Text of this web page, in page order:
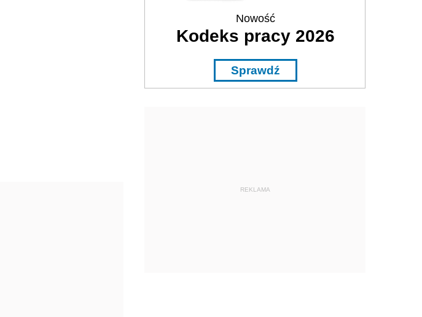
Nowość
Kodeks pracy 2026
Sprawdź
REKLAMA